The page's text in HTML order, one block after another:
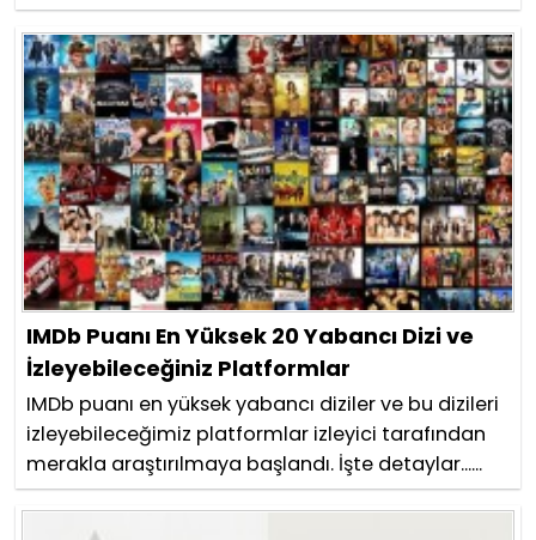
IMDb Puanı En Yüksek 20 Yabancı Dizi ve
İzleyebileceğiniz Platformlar
IMDb puanı en yüksek yabancı diziler ve bu dizileri
izleyebileceğimiz platformlar izleyici tarafından
merakla araştırılmaya başlandı. İşte detaylar......